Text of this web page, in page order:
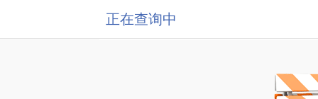
正在查询中